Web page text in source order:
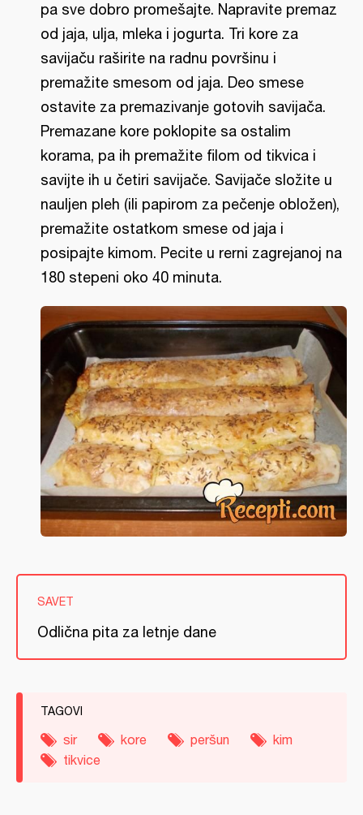
pa sve dobro promešajte. Napravite premaz
od jaja, ulja, mleka i jogurta. Tri kore za
savijaču raširite na radnu površinu i
premažite smesom od jaja. Deo smese
ostavite za premazivanje gotovih savijača.
Premazane kore poklopite sa ostalim
korama, pa ih premažite filom od tikvica i
savijte ih u četiri savijače. Savijače složite u
nauljen pleh (ili papirom za pečenje obložen),
premažite ostatkom smese od jaja i
posipajte kimom. Pecite u rerni zagrejanoj na
180 stepeni oko 40 minuta.
SAVET
Odlična pita za letnje dane
TAGOVI
sir kore peršun
kim
tikvice